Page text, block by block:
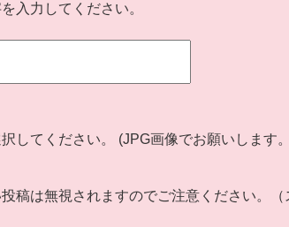
入力してください。
してください。 (JPG画像でお願いします
稿は無視されますのでご注意ください。（